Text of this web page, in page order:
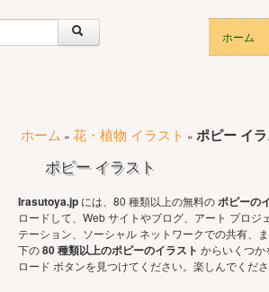
ホーム
ホーム » 花・植物 イラスト » ポピー イラ
ポピー イラスト
Irasutoya.jp には、80 種類以上の無料のポピーの
ロードして、Web サイトやブログ、アート プロ
テーション、ソーシャル ネットワークでの共有、
下の80 種類以上のポピーのイラスト からいくつ
ロード ボタンを見つけてください。楽しんでくだ